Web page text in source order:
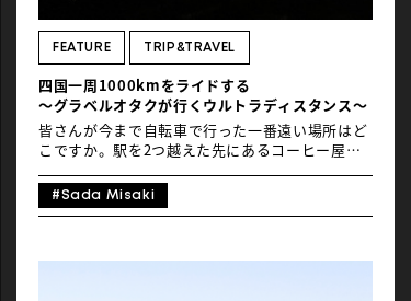
宿へ総距離：75.33kmタイム：3時間39分獲得標
高：1,197m特徴：山岳部での厳しい登りと高原
での涼、帰路での爽快な下り坂を楽しむ 和歌山サ
イクリング一日目を迎えるための宿泊先は有田川
町の「TADONO the bedroom」。閉所となった
保育所をリノベーションしたこの宿は20 […]
FEATURE TRIP&TRAVEL
四国一周1000kmをライドする
〜グラベルオタクが行くウルトラディスタンス〜
皆さんが今まで自転車で行った一番遠い場所はど
こですか。駅を2つ越えた先にあるコーヒー屋、
りまで。おそらくこの記事を読んでいる読者の
方々はきっとこう考えていることでしょう。「い
と、ついつい遠くまで走りたくなります。気がつ
#Sada Misaki